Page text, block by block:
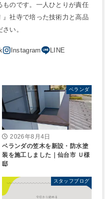
のです。一人ひとりが責任
社寺で培った技術力と高品
い。
ベランダ
2026年8月4日
ベランダの笠木を新設・防水塗
装を施工しました｜仙台市 Ｕ様
邸
スタッフブログ